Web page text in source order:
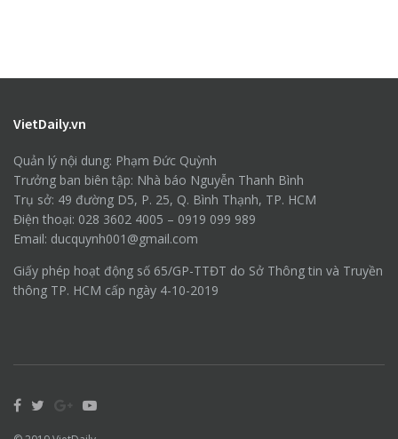
VietDaily.vn
Quản lý nội dung: Phạm Đức Quỳnh
Trưởng ban biên tập: Nhà báo Nguyễn Thanh Bình
Trụ sở: 49 đường D5, P. 25, Q. Bình Thạnh, TP. HCM
Điện thoại: 028 3602 4005 – 0919 099 989
Email: ducquynh001@gmail.com
Giấy phép hoạt động số 65/GP-TTĐT do Sở Thông tin và Truyền
thông TP. HCM cấp ngày 4-10-2019